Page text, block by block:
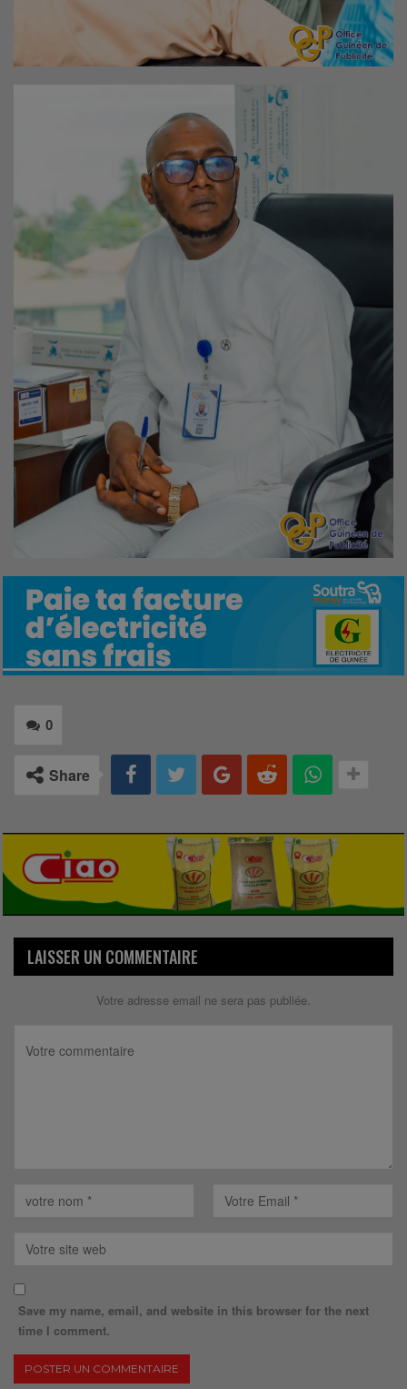
0
Share
LAISSER UN COMMENTAIRE
Votre adresse email ne sera pas publiée.
Save my name, email, and website in this browser for the next
time I comment.